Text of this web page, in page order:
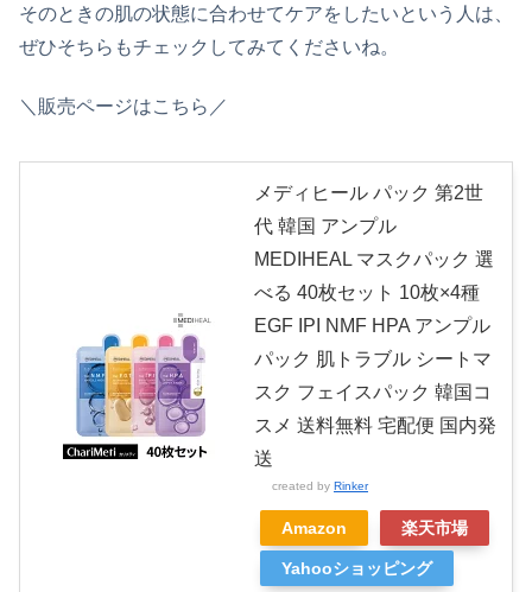
そのときの肌の状態に合わせてケアをしたいという人は、
ぜひそちらもチェックしてみてくださいね。
＼販売ページはこちら／
メディヒール パック 第2世
代 韓国 アンプル
MEDIHEAL マスクパック 選
べる 40枚セット 10枚×4種
EGF IPI NMF HPA アンプル
パック 肌トラブル シートマ
スク フェイスパック 韓国コ
スメ 送料無料 宅配便 国内発
送
created by Rinker
Amazon 楽天市場
Yahooショッピング